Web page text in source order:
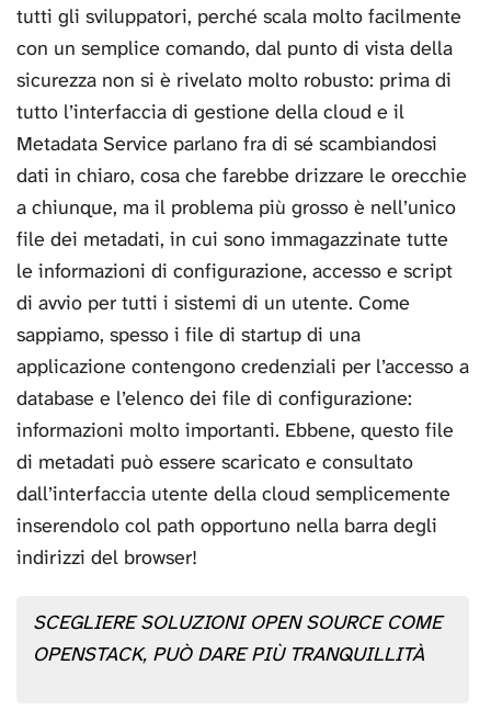
tutti gli sviluppatori, perché scala molto facilmente
con un semplice comando, dal punto di vista della
sicurezza non si è rivelato molto robusto: prima di
tutto l’interfaccia di gestione della cloud e il
Metadata Service parlano fra di sé scambiandosi
dati in chiaro, cosa che farebbe drizzare le orecchie
a chiunque, ma il problema più grosso è nell’unico
file dei metadati, in cui sono immagazzinate tutte
le informazioni di configurazione, accesso e script
di avvio per tutti i sistemi di un utente. Come
sappiamo, spesso i file di startup di una
applicazione contengono credenziali per l’accesso a
database e l’elenco dei file di configurazione:
informazioni molto importanti. Ebbene, questo file
di metadati può essere scaricato e consultato
dall’interfaccia utente della cloud semplicemente
inserendolo col path opportuno nella barra degli
indirizzi del browser!
SCEGLIERE SOLUZIONI OPEN SOURCE COME
OPENSTACK, PUÒ DARE PIÙ TRANQUILLITÀ